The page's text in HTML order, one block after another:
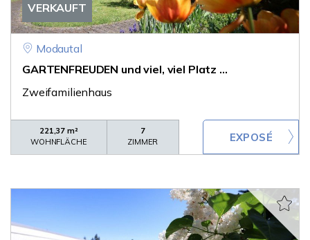
VERKAUFT
Modautal
GARTENFREUDEN und viel, viel Platz ...
Zweifamilienhaus
221,37 m²
WOHNFLÄCHE
7
ZIMMER